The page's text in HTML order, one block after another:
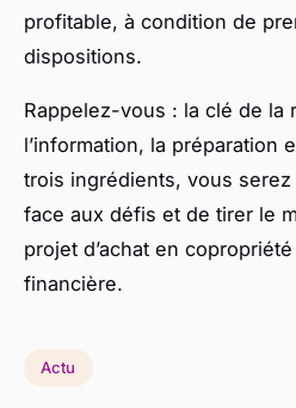
profitable, à condition de
dispositions.
Rappelez-vous : la clé de la
l’information, la préparation
trois ingrédients, vous
face aux défis et de tirer le
projet d’achat en
financière.
Actu